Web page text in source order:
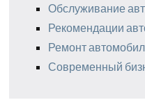
Обслуживание
Рекомендации
Ремонт
Современный